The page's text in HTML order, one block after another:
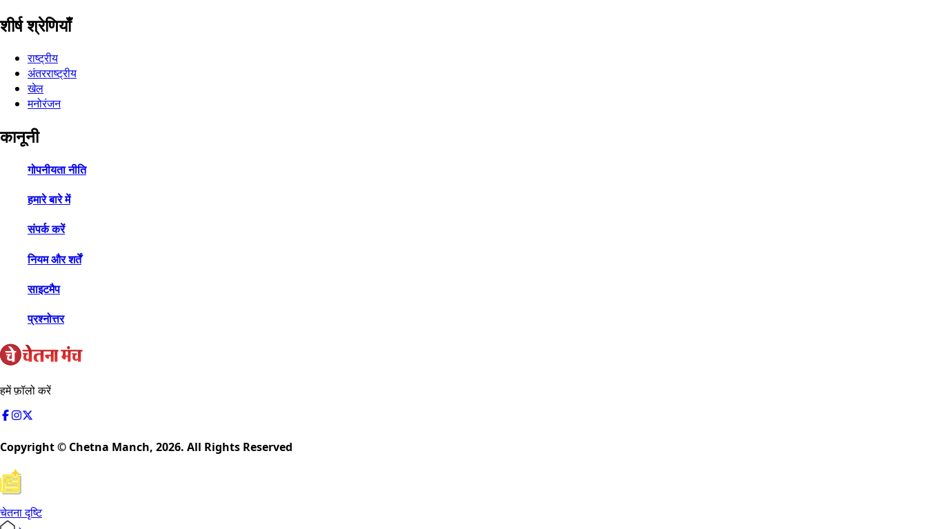
शीर्ष श्रेणियाँ
राष्ट्रीय
अंतरराष्ट्रीय
खेल
मनोरंजन
कानूनी
गोपनीयता नीति
हमारे बारे में
संपर्क करें
नियम और शर्तें
साइटमैप
प्रश्नोत्तर
हमें फ़ॉलो करें
Copyright © Chetna Manch, 2026. All Rights Reserved
चेतना दृष्टि